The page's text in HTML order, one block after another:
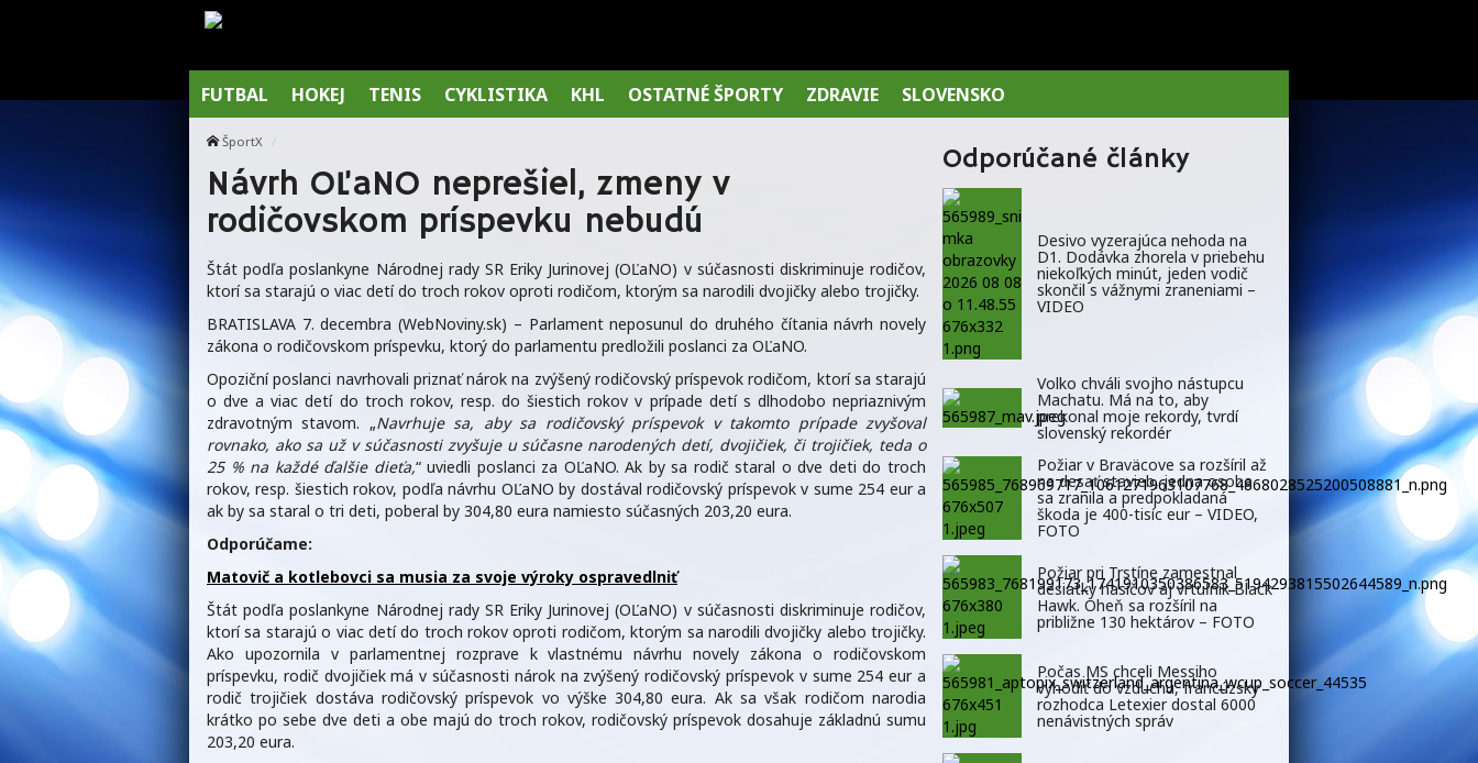
FUTBAL HOKEJ TENIS CYKLISTIKA KHL OSTATNÉ ŠPORTY ZDRAVIE SLOVENSKO
ŠportX
Návrh OĽaNO neprešiel, zmeny v
rodičovskom príspevku nebudú
Štát podľa poslankyne Národnej rady SR Eriky Jurinovej (OĽaNO) v súčasnosti diskriminuje rodičov,
ktorí sa starajú o viac detí do troch rokov oproti rodičom, ktorým sa narodili dvojičky alebo trojičky.
BRATISLAVA 7. decembra (WebNoviny.sk) – Parlament neposunul do druhého čítania návrh novely
zákona o rodičovskom príspevku, ktorý do parlamentu predložili poslanci za OĽaNO.
Opoziční poslanci navrhovali priznať nárok na zvýšený rodičovský príspevok rodičom, ktorí sa starajú
o dve a viac detí do troch rokov, resp. do šiestich rokov v prípade detí s dlhodobo nepriaznivým
zdravotným stavom. „Navrhuje sa, aby sa rodičovský príspevok v takomto prípade zvyšoval
rovnako, ako sa už v súčasnosti zvyšuje u súčasne narodených detí, dvojičiek, či trojičiek, teda o
25 % na každé ďalšie dieťa,“ uviedli poslanci za OĽaNO. Ak by sa rodič staral o dve deti do troch
rokov, resp. šiestich rokov, podľa návrhu OĽaNO by dostával rodičovský príspevok v sume 254 eur a
ak by sa staral o tri deti, poberal by 304,80 eura namiesto súčasných 203,20 eura.
Odporúčame:
Matovič a kotlebovci sa musia za svoje výroky ospravedlniť
Štát podľa poslankyne Národnej rady SR Eriky Jurinovej (OĽaNO) v súčasnosti diskriminuje rodičov,
ktorí sa starajú o viac detí do troch rokov oproti rodičom, ktorým sa narodili dvojičky alebo trojičky.
Ako upozornila v parlamentnej rozprave k vlastnému návrhu novely zákona o rodičovskom
príspevku, rodič dvojičiek má v súčasnosti nárok na zvýšený rodičovský príspevok v sume 254 eur a
rodič trojičiek dostáva rodičovský príspevok vo výške 304,80 eura. Ak sa však rodičom narodia
krátko po sebe dve deti a obe majú do troch rokov, rodičovský príspevok dosahuje základnú sumu
203,20 eura.
Odporúčané články
Desivo vyzerajúca nehoda na
D1. Dodávka zhorela v priebehu
niekoľkých minút, jeden vodič
skončil s vážnymi zraneniami –
VIDEO
Volko chváli svojho nástupcu
Machatu. Má na to, aby
prekonal moje rekordy, tvrdí
slovenský rekordér
Požiar v Braväcove sa rozšíril až
na desať stavieb, jedna osoba
sa zranila a predpokladaná
škoda je 400-tisíc eur – VIDEO,
FOTO
Požiar pri Trstíne zamestnal
desiatky hasičov aj vrtuľník Black
Hawk. Oheň sa rozšíril na
približne 130 hektárov – FOTO
Počas MS chceli Messiho
vyhodiť do vzduchu, francúzsky
rozhodca Letexier dostal 6000
nenávistných správ